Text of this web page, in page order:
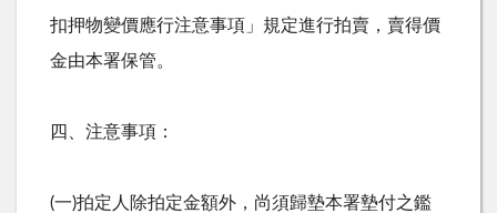
扣押物變價應行注意事項」規定進行拍賣，賣得價
金由本署保管。
四、注意事項：
(一)拍定人除拍定金額外，尚須歸墊本署墊付之鑑